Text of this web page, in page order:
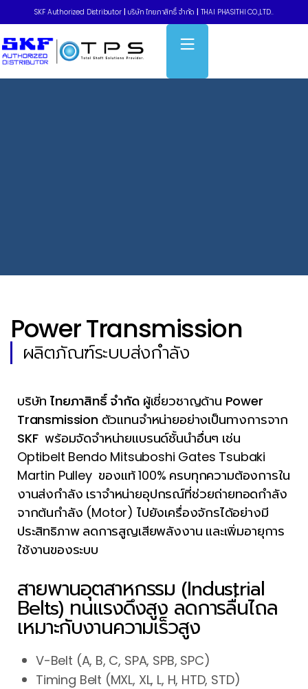
SKF Authorized Distributor บริษัท ไทยภาสิทธิ์ จำกัด THAI PHASITHI CO.,LTD..
Home » Power Transmission
Power Transmission
ผลิตภัณฑ์ระบบส่งกำลัง
บริษัทไทยภาสิทธิ์ จำกัดผู้เชี่ยวชาญด้าน Power
Transmissionตัวแทนจำหน่ายอย่างเป็นทางการจาก
SKFพร้อมจัดจำหน่ายแบรนด์ชั้นนำอื่นๆ เช่น
Optibelt Bendo Mitsuboshi Gates Tsubaki
Martin Pulleyของแท้ 100% ครบทุกความต้องการใน
งานส่งกำลัง เราจำหน่ายอุปกรณ์ที่ช่วยถ่ายทอดกำลัง
จากต้นกำลัง (Motor) ไปยังเครื่องจักรได้อย่างมี
ประสิทธิภาพ ลดการสูญเสียพลังงาน และเพิ่มอายุการ
ใช้งานของระบบ
สายพานอุตสาหกรรม (Industrial
Belts) ทนแรงดึงสูง ลดการลื่นไถล
เหมาะกับงานความเร็วสูง
V-Belt (A, B, C, SPA, SPB, SPC)
Timing Belt (MXL, XL, L, H, HTD, STD)